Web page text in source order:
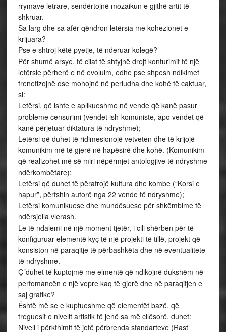
rrymave letrare, sendërtojnë mozaikun e gjithë artit të
shkruar.
Sa larg dhe sa afër qëndron letërsia me kohezionet e
krijuara?
Pse e shtroj këtë pyetje, të nderuar kolegë?
Për shumë arsye, të cilat të shtyjnë drejt konturimit të një
letërsie përherë e në evoluim, edhe pse shpesh ndikimet
frenetizojnë ose mohojnë në periudha dhe kohë të caktuar,
si:
Letërsi, që ishte e aplikueshme në vende që kanë pasur
probleme censurimi (vendet ish-komuniste, apo vendet që
kanë përjetuar diktatura të ndryshme);
Letërsi që duhet të ridimesionojë vetveten dhe të krijojë
komunikim më të gjerë në hapësirë dhe kohë. (Komunikim
që realizohet më së miri nëpërmjet antologjive të ndryshme
ndërkombëtare);
Letërsi që duhet të përafrojë kultura dhe kombe (“Korsi e
hapur”, përfshin autorë nga 22 vende të ndryshme);
Letërsi komunikuese dhe mundësuese për shkëmbime të
ndërsjella vlerash.
Le të ndalemi në një moment tjetër, i cili shërben për të
konfiguruar elementë kyç të një projekti të tillë, projekt që
konsiston në paraqitje të përbashkëta dhe në eventualitete
të ndryshme.
Ç´duhet të kuptojmë me elmentë që ndikojnë dukshëm në
perfomancën e një vepre kaq të gjerë dhe në paraqitjen e
saj grafike?
Është më se e kuptueshme që elementët bazë, që
treguesit e nivelit artistik të jenë sa më cilësorë, duhet:
Niveli i përkthimit të jetë përbrenda standarteve (Rast